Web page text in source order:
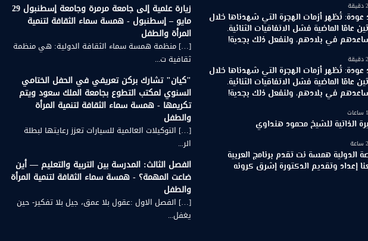
عودة: تُظهر أزمات الهجرة التي شهدناها خلال
عامًا الماضية فشل الاتفاقيات الثنائية.
في بلادهم، ولنفعل ذلك بجدية!
عودة: تُظهر أزمات الهجرة التي شهدناها خلال
عامًا الماضية فشل الاتفاقيات الثنائية.
في بلادهم، ولنفعل ذلك بجدية!
الذاتية للشيخ محمود هنداوي
الدولية همسة نت تقدم برنامج العربية
إعداد وتقديم الدكتورة إشرق كرونه
زيارة علمية إلى جامعة مرمرة وجامعة إسطنبول 29
مايو – إسطنبول - همسة سماء الثقافة لتنمية
المرأة والطفل
[…] منظمة همسة سماء الثقافة الدولية: هي منظمة
ثقافية ت...
"كيان" تشارك بركن تعريفي في الحفل الختامي
السنوي لمكتب التطوع بجامعة الملك سعود ويتم
تكريمها - همسة سماء الثقافة لتنمية المرأة
والطفل
[…] التوكيلات العالمية للسيارات تعزز رعايتها لبطلة
الر...
الفصل الثالث: المدرسة بين التربية والتعليم — أين
ضاعت المهمة؟ - همسة سماء الثقافة لتنمية المرأة
والطفل
[…] الفصل الاول :عقول بلا عمق، جيل بلا تفكير- حين
يغفل...